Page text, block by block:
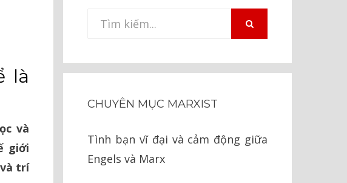
là
và
giới
trí
Tìm
CHUYÊN MỤC MARXIST
Tình bạn vĩ đại và cảm động giữa
Engels và Marx